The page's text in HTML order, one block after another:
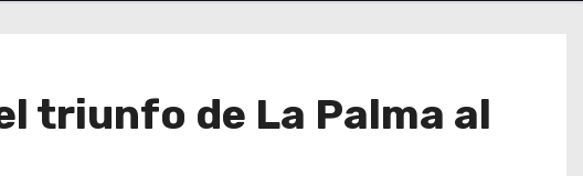
triunfo de La Palma al